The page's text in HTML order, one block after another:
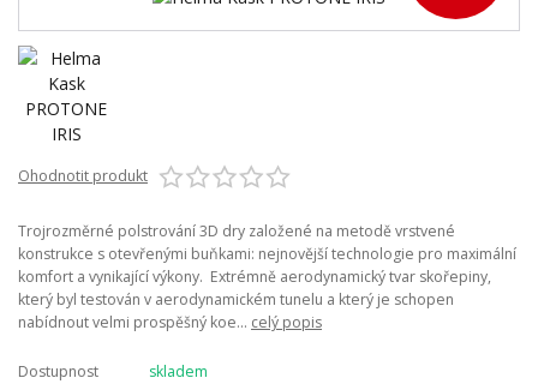
Ohodnotit produkt
Trojrozměrné polstrování 3D dry založené na metodě vrstvené
konstrukce s otevřenými buňkami: nejnovější technologie pro maximální
komfort a vynikající výkony. Extrémně aerodynamický tvar skořepiny,
který byl testován v aerodynamickém tunelu a který je schopen
nabídnout velmi prospěšný koe... celý popis
Dostupnost skladem